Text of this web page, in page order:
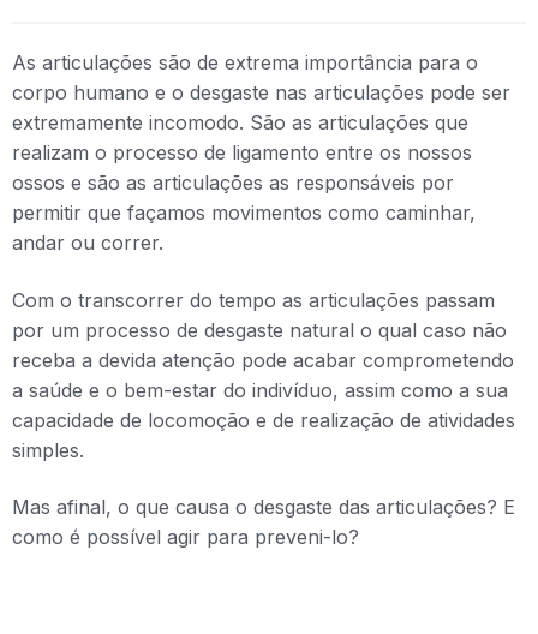
As articulações são de extrema importância para o
corpo humano e o desgaste nas articulações pode ser
extremamente incomodo. São as articulações que
realizam o processo de ligamento entre os nossos
ossos e são as articulações as responsáveis por
permitir que façamos movimentos como caminhar,
andar ou correr.
Com o transcorrer do tempo as articulações passam
por um processo de desgaste natural o qual caso não
receba a devida atenção pode acabar comprometendo
a saúde e o bem-estar do indivíduo, assim como a sua
capacidade de locomoção e de realização de atividades
simples.
Mas afinal, o que causa o desgaste das articulações? E
como é possível agir para preveni-lo?